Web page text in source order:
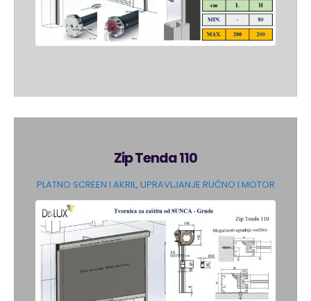
Zip Tenda 110
PLATNO SCREEN I AKRIL, UPRAVLJANJE RUČNO I MOTOR